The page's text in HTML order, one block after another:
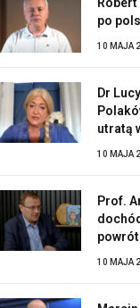
po
10 MAJA
Dr
utratą
10 MAJA
Prof.
10 MAJA